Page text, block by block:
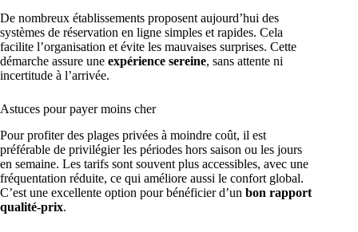
De nombreux établissements proposent aujourd’hui des
systèmes de réservation en ligne simples et rapides. Cela
facilite l’organisation et évite les mauvaises surprises. Cette
démarche assure une expérience sereine, sans attente ni
incertitude à l’arrivée.
Astuces pour payer moins cher
Pour profiter des plages privées à moindre coût, il est
préférable de privilégier les périodes hors saison ou les jours
en semaine. Les tarifs sont souvent plus accessibles, avec une
fréquentation réduite, ce qui améliore aussi le confort global.
C’est une excellente option pour bénéficier d’un bon rapport
qualité-prix.